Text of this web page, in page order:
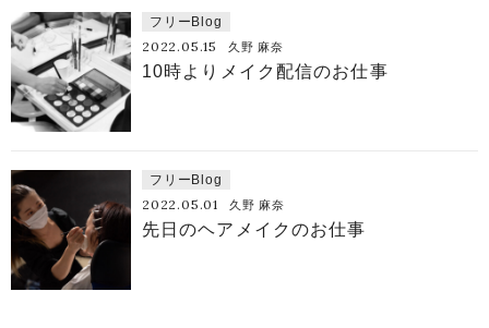
フリーBlog
2022.05.15 久野 麻奈
10時よりメイク配信のお仕事
フリーBlog
2022.05.01 久野 麻奈
先日のヘアメイクのお仕事